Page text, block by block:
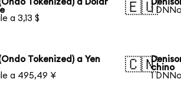
Tokenized) a Dólar
a 3,13 $
🇪🇺
1
Tokenized) a Yen
a 495,49 ¥
🇨🇳chino
1